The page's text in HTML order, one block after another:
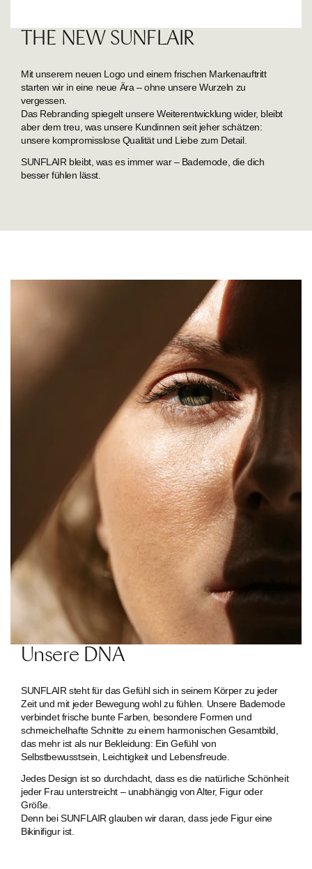
THE NEW SUNFLAIR
Mit unserem neuen Logo und einem frischen Markenauftritt
starten wir in eine neue Ära – ohne unsere Wurzeln zu
vergessen.
Das Rebranding spiegelt unsere Weiterentwicklung wider, bleibt
aber dem treu, was unsere Kundinnen seit jeher schätzen:
unsere kompromisslose Qualität und Liebe zum Detail.
SUNFLAIR bleibt, was es immer war – Bademode, die dich
besser fühlen lässt.
Unsere DNA
SUNFLAIR steht für das Gefühl sich in seinem Körper zu jeder
Zeit und mit jeder Bewegung wohl zu fühlen. Unsere Bademode
verbindet frische bunte Farben, besondere Formen und
schmeichelhafte Schnitte zu einem harmonischen Gesamtbild,
das mehr ist als nur Bekleidung: Ein Gefühl von
Selbstbewusstsein, Leichtigkeit und Lebensfreude.
Jedes Design ist so durchdacht, dass es die natürliche Schönheit
jeder Frau unterstreicht – unabhängig von Alter, Figur oder
Größe.
Denn bei SUNFLAIR glauben wir daran, dass jede Figur eine
Bikinifigur ist.